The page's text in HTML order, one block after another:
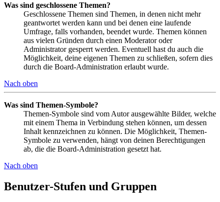
Was sind geschlossene Themen?
Geschlossene Themen sind Themen, in denen nicht mehr
geantwortet werden kann und bei denen eine laufende
Umfrage, falls vorhanden, beendet wurde. Themen können
aus vielen Gründen durch einen Moderator oder
Administrator gesperrt werden. Eventuell hast du auch die
Möglichkeit, deine eigenen Themen zu schließen, sofern dies
durch die Board-Administration erlaubt wurde.
Nach oben
Was sind Themen-Symbole?
Themen-Symbole sind vom Autor ausgewählte Bilder, welche
mit einem Thema in Verbindung stehen können, um dessen
Inhalt kennzeichnen zu können. Die Möglichkeit, Themen-
Symbole zu verwenden, hängt von deinen Berechtigungen
ab, die die Board-Administration gesetzt hat.
Nach oben
Benutzer-Stufen und Gruppen